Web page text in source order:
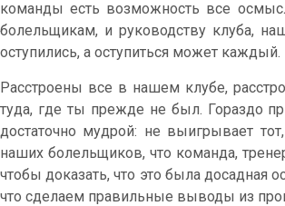
команды есть возможность все
болельщикам, и руководству клуба,
оступились, а оступиться может каждый.
Расстроены все в нашем клубе,
туда, где ты прежде не был. Гораздо
достаточно мудрой: не выигрывает
наших болельщиков, что команда,
чтобы доказать, что это была досадная
что сделаем правильные выводы из